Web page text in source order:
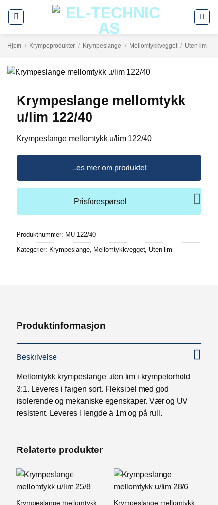
Hjem / Krympeprodukter / Krympeslange / Mellomtykkvegget / Uten lim
Krympeslange mellomtykk
u/lim 122/40
Krympeslange mellomtykk u/lim 122/40
Les mer om produktet
Prisforespørsel
Produktnummer: MU 122/40
Kategorier: Krympeslange, Mellomtykkvegget, Uten lim
Produktinformasjon
Beskrivelse
Mellomtykk krympeslange uten lim i krympeforhold
3:1. Leveres i fargen sort. Fleksibel med god
isolerende og mekaniske egenskaper. Vær og UV
resistent. Leveres i lengde à 1m og på rull.
Relaterte produkter
Krympeslange mellomtykk
Krympeslange mellomtykk